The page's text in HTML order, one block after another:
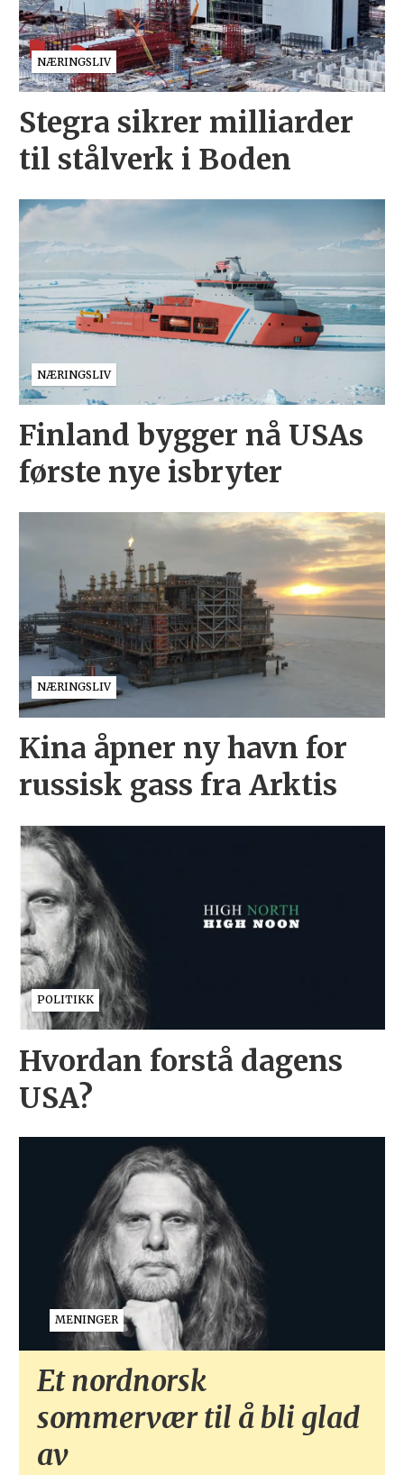
NÆRINGSLIV
Stegra sikrer milliarder
til stålverk i Boden
NÆRINGSLIV
Finland bygger nå USAs
første nye isbryter
NÆRINGSLIV
Kina åpner ny havn for
russisk gass fra Arktis
POLITIKK
Hvordan forstå dagens
USA?
MENINGER
Et nordnorsk
sommervær til å bli glad
av